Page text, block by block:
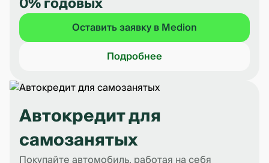
Оставить заявку в Medion
Подробнее
Автокредит для
самозанятых